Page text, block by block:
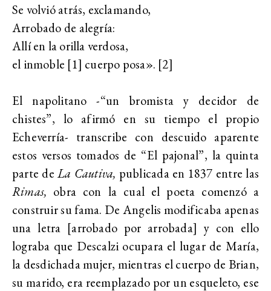
Se volvió atrás, exclamando,
Arrobado de alegría:
Allí en la orilla verdosa,
el inmoble [1] cuerpo posa». [2]
El napolitano -“un bromista y decidor de
chistes”, lo afirmó en su tiempo el propio
Echeverría- transcribe con descuido aparente
estos versos tomados de “El pajonal”, la quinta
parte deLa Cautiva, publicada en 1837 entre las
Rimas, obra con la cual el poeta comenzó a
construir su fama. De Angelis modificaba apenas
una letra [arrobado por arrobada] y con ello
lograba que Descalzi ocupara el lugar de María,
la desdichada mujer, mientras el cuerpo de Brian,
su marido, era reemplazado por un esqueleto, ese